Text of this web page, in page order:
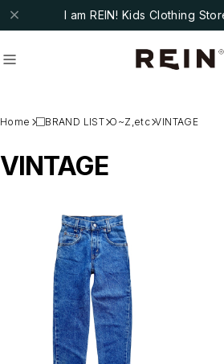
I am REIN! Kids Clothing
#fub #ARSENE ET LES PIPELETTES
Recommendおすすめキーワード
#ARSENE ET LES PIPELETTES
Category商品カテゴリ
NEW ARRIVAL
HOT ITEMS
Outer/Jacket
Home □BRAND LIST O~Z,etc VINTAGE
VINTAGE